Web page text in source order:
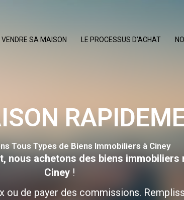
VENDRE SA MAISON LE PROCESSUS D’ACHAT
Tous Types de Biens Immobiliers à Ciney
nous achetons des biens immobiliers
Ciney!
ou de payer des commissions.